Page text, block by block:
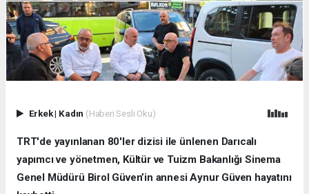
Erkek| Kadın (Haberi Sesli Oku)
TRT'de yayınlanan 80'ler dizisi ile ünlenen Darıcalı
yapımcı ve yönetmen, Kültür ve Tuizm Bakanlığı Sinema
Genel Müdürü Birol Güven’in annesi Aynur Güven hayatını